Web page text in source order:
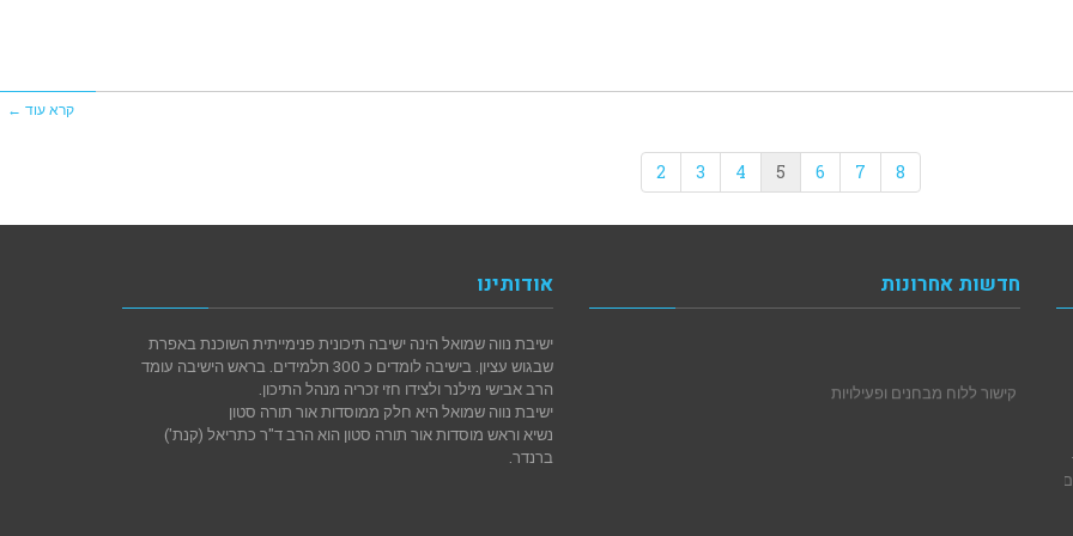
קרא עוד ←
2 3 4 5 6 7 8
חדשות אחרונות
קישור ללוח מבחנים ופעילויות
אודותינו
ישיבת נווה שמואל הינה ישיבה תיכונית פנימייתית השוכנת באפרת
שבגוש עציון. בישיבה לומדים כ 300 תלמידים. בראש הישיבה עומד
הרב אבישי מילנר ולצידו חזי זכריה מנהל התיכון.
ישיבת נווה שמואל היא חלק ממוסדות אור תורה סטון
נשיא וראש מוסדות אור תורה סטון הוא הרב ד"ר כתריאל (קנת')
ברנדר.